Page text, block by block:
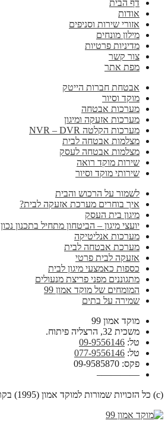
דף הבית
אודות
אזורי שירות וסניפים
מילון מונחים
מדיניות פרטיות
צור קשר
מפת אתר
אבטחת חברות הייטק
מוקד וסיור
מערכות אבטחה
מערכות אזעקה ומיגון
מערכות הקלטה NVR – DVR
מצלמות אבטחה לבית
מצלמות אבטחה לעסק
שירות מוקד רואה
שירותי מוקד וסיור
לשמור על הרכוש והבית
איך בוחרים מערכת אזעקה לבית?
מיגון בית העסק
יועצי מיגון – הביטחון מתחיל בתכנון נכון
מערכות אנליטיקה
מערכת אבטחה לבית
אזעקה לבית פרטי
כספות כאמצעי מיגון לבית
מתגוננים מפני פריצת מנעולים
המומחים של מוקד אמון 99
שמירה על בתים
מוקד אמון 99
משכית 32, הרצליה פיתוח.
טל: 09-9556146
טל: 077-9556146
פקס: 09-9585870
————–
(c) כל הזכויות שמורות למוקד אמון (1995) בקרה וסיור בע”מ